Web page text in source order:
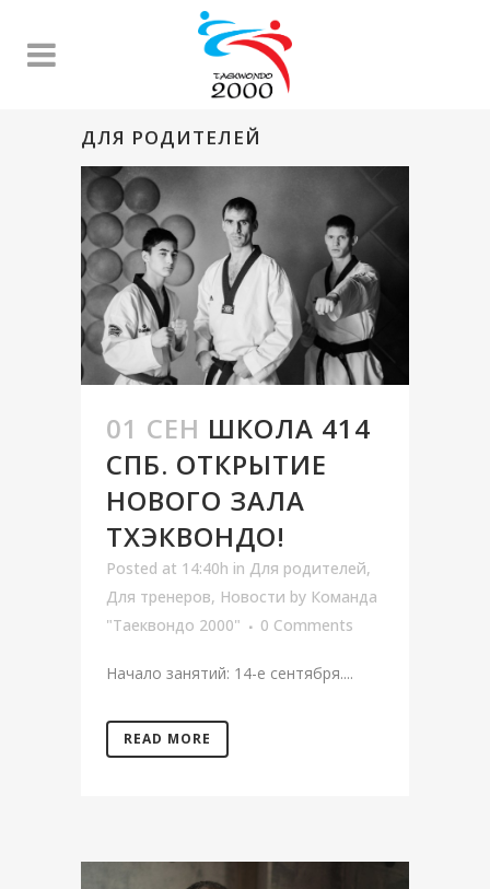
ДЛЯ РОДИТЕЛЕЙ
01 СЕН ШКОЛА 414
СПБ. ОТКРЫТИЕ
НОВОГО ЗАЛА
ТХЭКВОНДО!
Posted at 14:40h in Для родителей,
Для тренеров, Новости by Команда
"Таеквондо 2000"
0 Comments
Начало занятий: 14-е сентября....
READ MORE